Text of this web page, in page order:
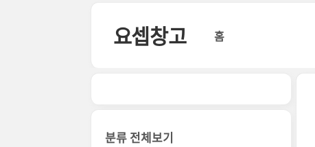
요셉창고 홈
분류 전체보기